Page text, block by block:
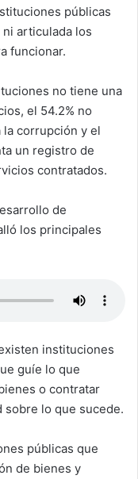
públicas
articulada los
funcionar.
no tiene una
el 54.2% no
corrupción y el
un registro de
contratados.
de
los principales
instituciones
guíe lo que
o contratar
lo que sucede.
públicas que
de bienes y